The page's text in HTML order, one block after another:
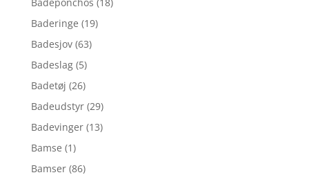
Baderinge (19)
Badesjov (63)
Badeslag (5)
Badetøj (26)
Badeudstyr (29)
Badevinger (13)
Bamse (1)
Bamser (86)